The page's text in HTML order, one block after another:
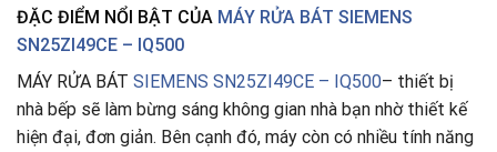
ĐẶC ĐIỂM NỔI BẬT CỦA MÁY RỬA BÁT SIEMENS
SN25ZI49CE – IQ500
MÁY RỬA BÁT SIEMENS SN25ZI49CE – IQ500– thiết bị
nhà bếp sẽ làm bừng sáng không gian nhà bạn nhờ thiết kế
hiện đại, đơn giản. Bên cạnh đó, máy còn có nhiều tính năng